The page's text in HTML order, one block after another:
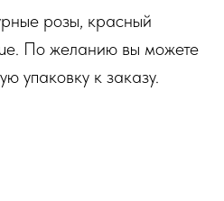
розы, красный
По желанию вы можете
упаковку к заказу.